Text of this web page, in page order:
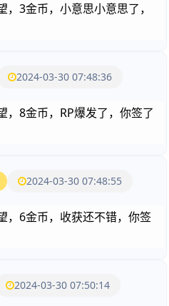
3金币，小意思小意思了，
2024-03-30 07:48:36
，8金币，RP爆发了，你签了
2024-03-30 07:48:55
，6金币，收获还不错，你签
2024-03-30 07:50:14